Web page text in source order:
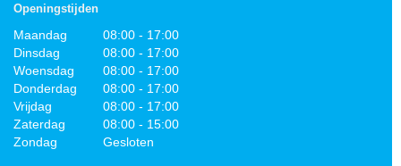
Openingstijden
Maandag
08:00 - 17:00
Dinsdag
08:00 - 17:00
Woensdag
08:00 - 17:00
Donderdag
08:00 - 17:00
Vrijdag
08:00 - 17:00
Zaterdag
08:00 - 15:00
Zondag
Gesloten